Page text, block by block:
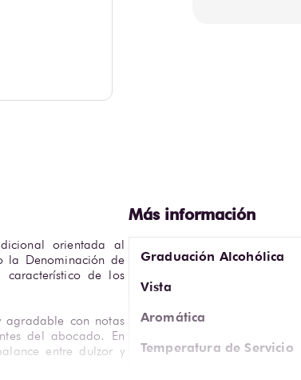
orientada al
la Denominación de
característico de los
con notas
del abocado. En
entre dulzor y
Graduación Alcohólica
Vista
Aromática
Temperatura de Servicio